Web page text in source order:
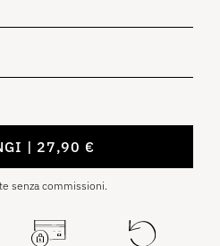
27,90 €
senza commissioni.